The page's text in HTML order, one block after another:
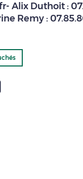
Alix Duthoit :
Remy :